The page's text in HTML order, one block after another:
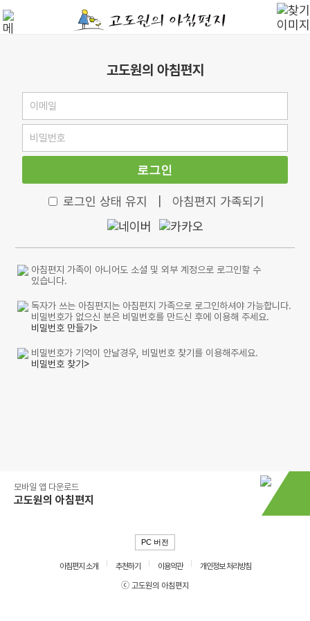
고도원의 아침편지
로그인
로그인 상태 유지 아침편지 가족되기
아침편지 가족이 아니어도 소셜 및 외부 계정으로 로그인할 수
있습니다.
독자가 쓰는 아침편지는 아침편지 가족으로 로그인하셔야 가능합니다.
비밀번호가 없으신 분은 비밀번호를 만드신 후에 이용해 주세요.
비밀번호 만들기>
비밀번호가 기억이 안날경우, 비밀번호 찾기를 이용해주세요.
비밀번호 찾기>
모바일 앱 다운로드
고도원의 아침편지
PC 버전
아침편지 소개 추천하기 이용약관
개인정보 처리방침
ⓒ 고도원의 아침편지